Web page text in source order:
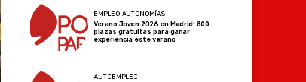
EMPLEO AUTONOMÍAS
Verano Joven 2026 en Madrid: 800
plazas gratuitas para ganar
experiencia este verano
AUTOEMPLEO